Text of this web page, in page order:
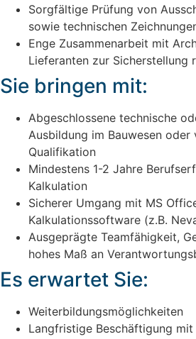
Sorgfältige Prüfung von
sowie technischen
Enge Zusammenarbeit mit
Lieferanten zur Sicherstellung
Sie bringen mit:
Abgeschlossene technische
Ausbildung im Bauwesen oder
Qualifikation
Mindestens 1-2 Jahre
Kalkulation
Sicherer Umgang mit MS
Kalkulationssoftware (z.B.
Ausgeprägte Teamfähigkeit,
hohes Maß an
Es erwartet Sie:
Weiterbildungsmöglichkeiten
Langfristige Beschäftigung